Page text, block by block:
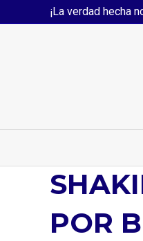
¡La verdad hecha
POR